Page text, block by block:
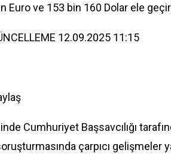
Euro ve 153 bin 160 Dolar ele
12.09.2025 11:15
Cumhuriyet Başsavcılığı
çarpıcı gelişmeler